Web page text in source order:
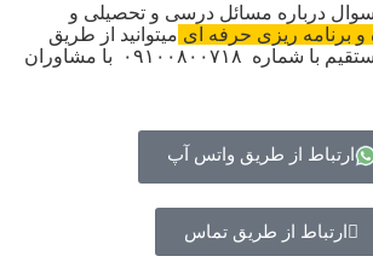
درباره مسائل درسی و تحصیلی و
برنامه ریزی حرفه ای میتوانید از طریق
واتساپ و تماس مستقیم با شماره ۰۹۱۰۰۸۰۰۷۱۸ با مشاوران
ارتباط از طریق واتس آپ
ارتباط از طریق تماس